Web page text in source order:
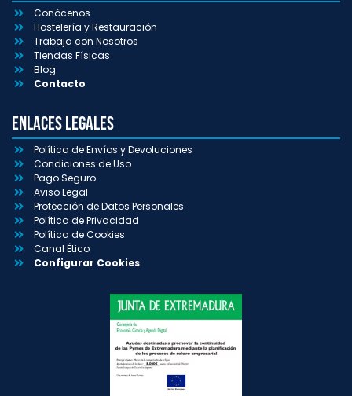
Conócenos
Hostelería y Restauración
Trabaja con Nosotros
Tiendas Físicas
Blog
Contacto
Enlaces Legales
Política de Envíos y Devoluciones
Condiciones de Uso
Pago Seguro
Aviso Legal
Protección de Datos Personales
Política de Privacidad
Política de Cookies
Canal Ético
Configurar Cookies